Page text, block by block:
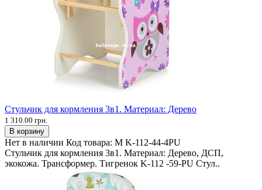
Стульчик для кормления 3в1. Материал: Дерево
1 310.00 грн.
В корзину
Нет в наличии Код товара: М K-112-44-4PU
Стульчик для кормления 3в1. Материал: Дерево, ДСП,
экокожа. Трансформер. Тигренок K-112 -59-PU Стул..